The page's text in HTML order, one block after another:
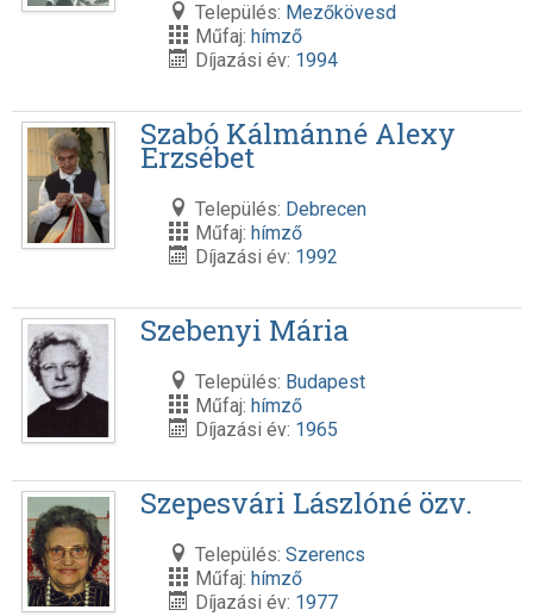
Település: Mezőkövesd
Műfaj: hímző
Díjazási év: 1994
Szabó Kálmánné Alexy
Erzsébet
Település: Debrecen
Műfaj: hímző
Díjazási év: 1992
Szebenyi Mária
Település: Budapest
Műfaj: hímző
Díjazási év: 1965
Szepesvári Lászlóné özv.
Település: Szerencs
Műfaj: hímző
Díjazási év: 1977